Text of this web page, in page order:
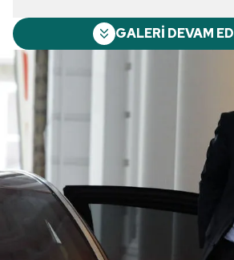
GALERİ DEVAM